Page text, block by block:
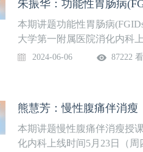
朱振华：功能性胃肠病
本期讲题功能性胃肠病
大学第一附属医院消化内科
见症状，急慢性腹痛有多种
结，通过梳理急慢性腹痛的
少误诊漏诊。系列课隔周周
2024-06-06 87222
熊慧芳：慢性腹痛伴消瘦
本期讲题慢性腹痛伴消瘦授
化内科上线时间5月23日（